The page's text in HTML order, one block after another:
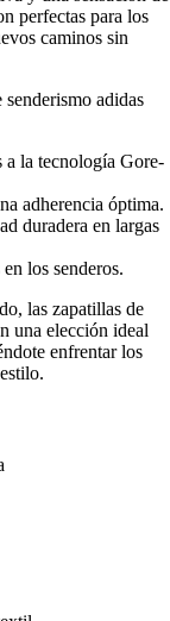
perfectas para los
caminos sin
adidas
a la tecnología Gore-
adherencia óptima.
duradera en largas
los senderos.
las zapatillas de
una elección ideal
enfrentar los